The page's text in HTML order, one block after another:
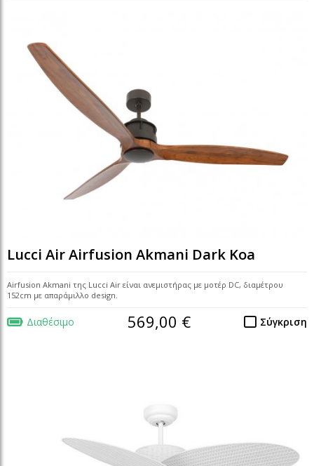
Lucci Air Airfusion Akmani Dark Koa
Airfusion Akmani της Lucci Air είναι ανεμιστήρας με μοτέρ DC, διαμέτρου
152cm με απαράμιλλο design.
Διαθέσιμο Σύγκριση
569,00 €